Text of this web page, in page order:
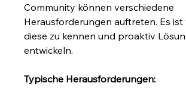
Community können verschiedene
Herausforderungen auftreten. Es ist
diese zu kennen und proaktiv
entwickeln.
Typische Herausforderungen: